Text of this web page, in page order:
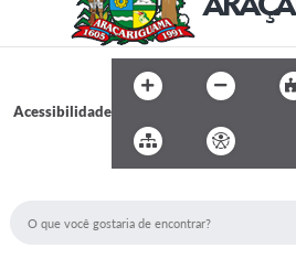
Acessibilidade